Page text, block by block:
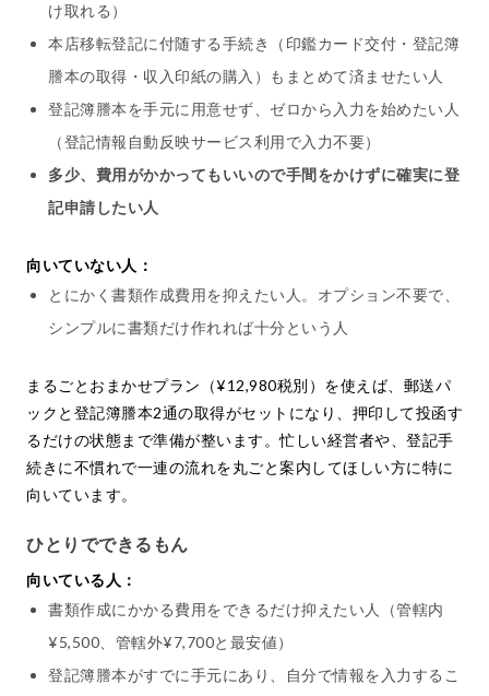
け取れる）
本店移転登記に付随する手続き（印鑑カード交付・登記簿
謄本の取得・収入印紙の購入）もまとめて済ませたい人
登記簿謄本を手元に用意せず、ゼロから入力を始めたい人
（登記情報自動反映サービス利用で入力不要）
多少、費用がかかってもいいので手間をかけずに確実に登
記申請したい人
向いていない人：
とにかく書類作成費用を抑えたい人。オプション不要で、
シンプルに書類だけ作れれば十分という人
まるごとおまかせプラン（¥12,980税別）を使えば、郵送パ
ックと登記簿謄本2通の取得がセットになり、押印して投函す
るだけの状態まで準備が整います。忙しい経営者や、登記手
続きに不慣れで一連の流れを丸ごと案内してほしい方に特に
向いています。
ひとりでできるもん
向いている人：
書類作成にかかる費用をできるだけ抑えたい人（管轄内
¥5,500、管轄外¥7,700と最安値）
登記簿謄本がすでに手元にあり、自分で情報を入力するこ